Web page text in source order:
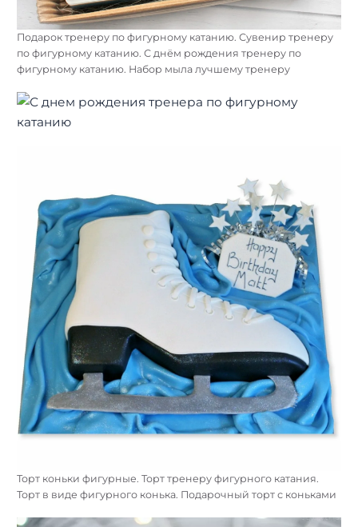
Подарок тренеру по фигурному катанию. Сувенир тренеру
по фигурному катанию. С днём рождения тренеру по
фигурному катанию. Набор мыла лучшему тренеру
Торт коньки фигурные. Торт тренеру фигурного катания.
Торт в виде фигурного конька. Подарочный торт с коньками